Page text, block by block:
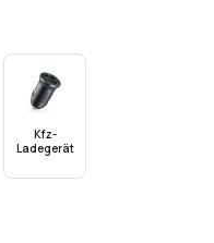
Kfz-
Ladegerät